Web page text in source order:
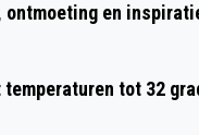
ontmoeting en
tot 32